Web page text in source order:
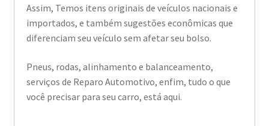
Assim, Temos itens originais de veículos nacionais e
importados, e também sugestões econômicas que
diferenciam seu veículo sem afetar seu bolso.
Pneus, rodas, alinhamento e balanceamento,
serviços de Reparo Automotivo, enfim, tudo o que
você precisar para seu carro, está aqui.